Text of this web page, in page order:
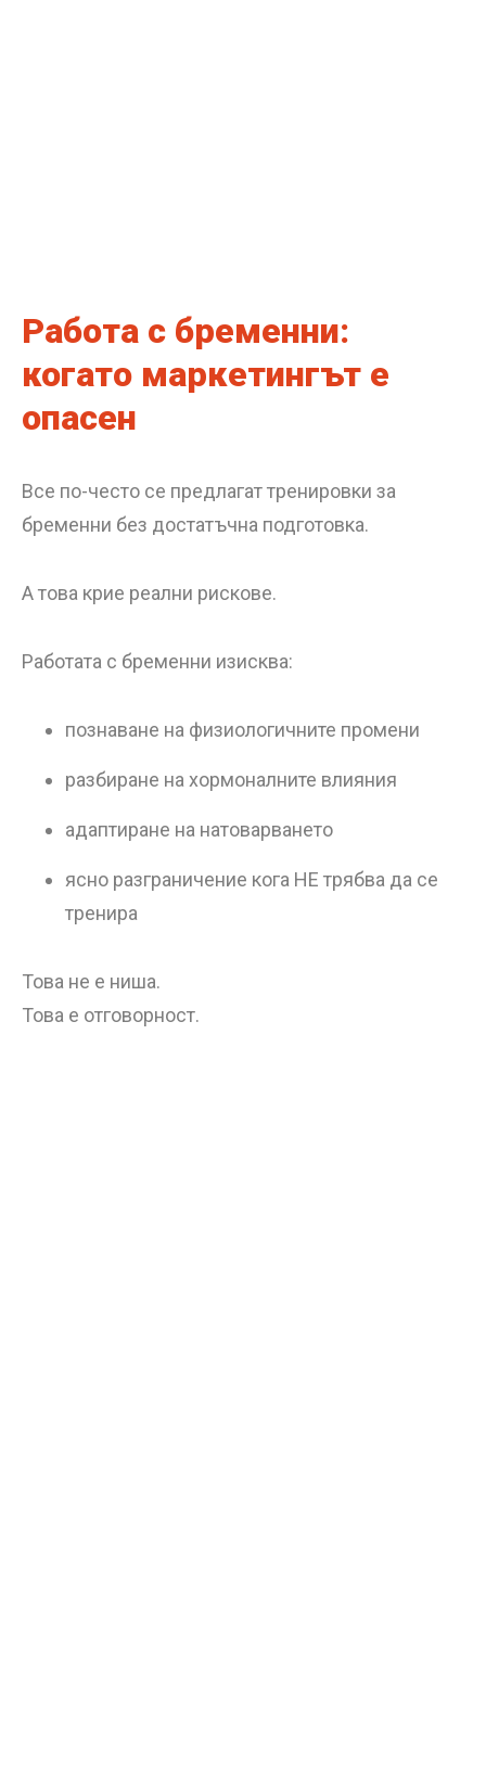
Работа с бременни:
когато маркетингът е
опасен
Все по-често се предлагат тренировки за
бременни без достатъчна подготовка.
А това крие реални рискове.
Работата с бременни изисква:
познаване на физиологичните промени
разбиране на хормоналните влияния
адаптиране на натоварването
ясно разграничение кога НЕ трябва да се
тренира
Това не е ниша.
Това е отговорност.